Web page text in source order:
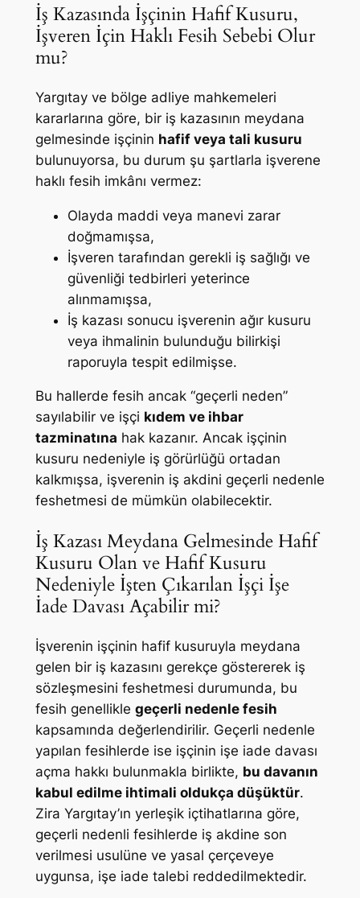
İş Kazasında İşçinin Hafif Kusuru,
İşveren İçin Haklı Fesih Sebebi Olur
mu?
Yargıtay ve bölge adliye mahkemeleri
kararlarına göre, bir iş kazasının meydana
gelmesinde işçinin hafif veya tali kusuru
bulunuyorsa, bu durum şu şartlarla işverene
haklı fesih imkânı vermez:
Olayda maddi veya manevi zarar
doğmamışsa,
İşveren tarafından gerekli iş sağlığı ve
güvenliği tedbirleri yeterince
alınmamışsa,
İş kazası sonucu işverenin ağır kusuru
veya ihmalinin bulunduğu bilirkişi
raporuyla tespit edilmişse.
Bu hallerde fesih ancak “geçerli neden”
sayılabilir ve işçi kıdem ve ihbar
tazminatına hak kazanır. Ancak işçinin
kusuru nedeniyle iş görürlüğü ortadan
kalkmışsa, işverenin iş akdini geçerli nedenle
feshetmesi de mümkün olabilecektir.
İş Kazası Meydana Gelmesinde Hafif
Kusuru Olan ve Hafif Kusuru
Nedeniyle İşten Çıkarılan İşçi İşe
İade Davası Açabilir mi?
İşverenin işçinin hafif kusuruyla meydana
gelen bir iş kazasını gerekçe göstererek iş
sözleşmesini feshetmesi durumunda, bu
fesih genellikle geçerli nedenle fesih
kapsamında değerlendirilir. Geçerli nedenle
yapılan fesihlerde ise işçinin işe iade davası
açma hakkı bulunmakla birlikte, bu davanın
kabul edilme ihtimali oldukça düşüktür.
Zira Yargıtay’ın yerleşik içtihatlarına göre,
geçerli nedenli fesihlerde iş akdine son
verilmesi usulüne ve yasal çerçeveye
uygunsa, işe iade talebi reddedilmektedir.